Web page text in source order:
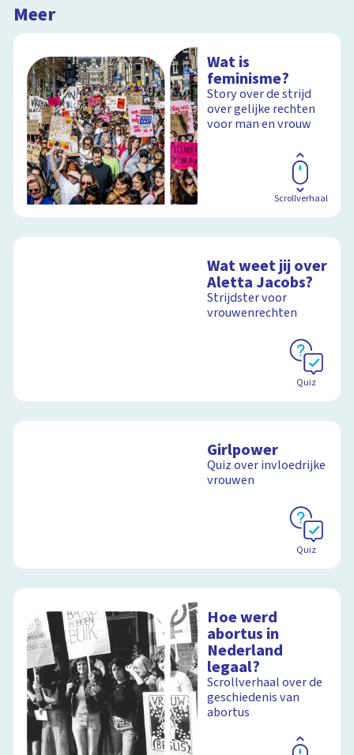
Meer
Wat is
feminisme?
Story over de strijd
over gelijke rechten
voor man en vrouw
Scrollverhaal
Wat weet jij over
Aletta Jacobs?
Strijdster voor
vrouwenrechten
Quiz
Girlpower
Quiz over invloedrijke
vrouwen
Quiz
Hoe werd
abortus in
Nederland
legaal?
Scrollverhaal over de
geschiedenis van
abortus